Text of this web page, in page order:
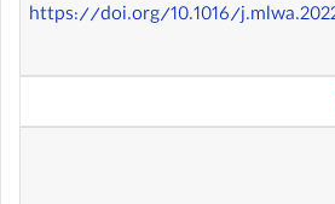
https://doi.org/10.1016/